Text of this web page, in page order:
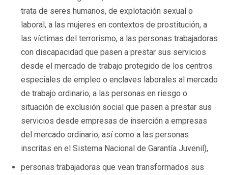
trata de seres humanos, de explotación sexual o
laboral, a las mujeres en contextos de prostitución, a
las víctimas del terrorismo, a las personas trabajadoras
con discapacidad que pasen a prestar sus servicios
desde el mercado de trabajo protegido de los centros
especiales de empleo o enclaves laborales al mercado
de trabajo ordinario, a las personas en riesgo o
situación de exclusión social que pasen a prestar sus
servicios desde empresas de inserción a empresas
del mercado ordinario, así como a las personas
inscritas en el Sistema Nacional de Garantía Juvenil),
personas trabajadoras que vean transformados sus